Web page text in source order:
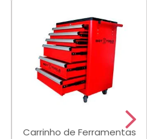
Carrinho de Ferramentas